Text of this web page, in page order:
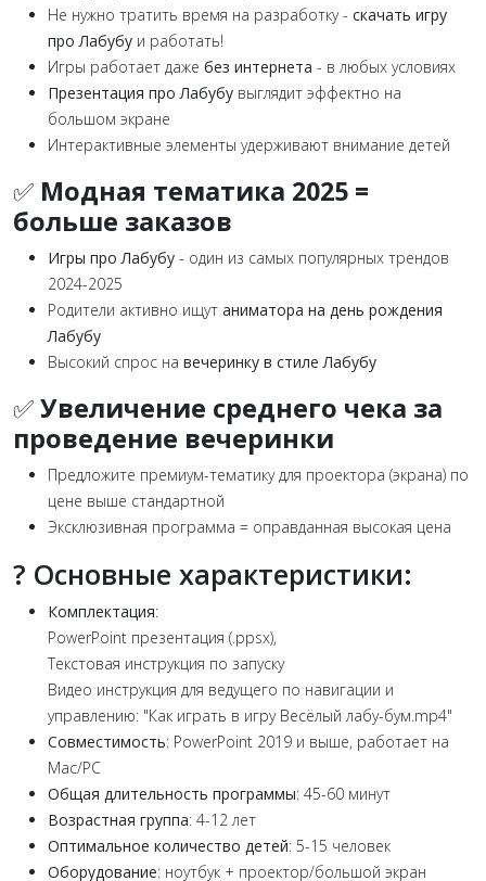
Не нужно тратить время на разработку - скачать игру
про Лабубу и работать!
Игры работает даже без интернета - в любых условиях
Презентация про Лабубу выглядит эффектно на
большом экране
Интерактивные элементы удерживают внимание детей
✅ Модная тематика 2025 =
больше заказов
Игры про Лабубу - один из самых популярных трендов
2024-2025
Родители активно ищут аниматора на день рождения
Лабубу
Высокий спрос на вечеринку в стиле Лабубу
✅Увеличение среднего чека за
проведение вечеринки
Предложите премиум-тематику для проектора (экрана) по
цене выше стандартной
Эксклюзивная программа = оправданная высокая цена
? Основные характеристики:
Комплектация:
PowerPoint презентация (.ppsx),
Текстовая инструкция по запуску
Видео инструкция для ведущего по навигации и
управлению: "Как играть в игру Весёлый лабу-бум.mp4"
Совместимость: PowerPoint 2019 и выше, работает на
Mac/PC
Общая длительность программы: 45-60 минут
Возрастная группа: 4-12 лет
Оптимальное количество детей: 5-15 человек
Оборудование: ноутбук + проектор/большой экран